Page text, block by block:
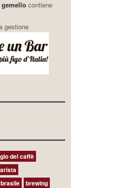
contiene
gestione
del caffè
brasile
brewing